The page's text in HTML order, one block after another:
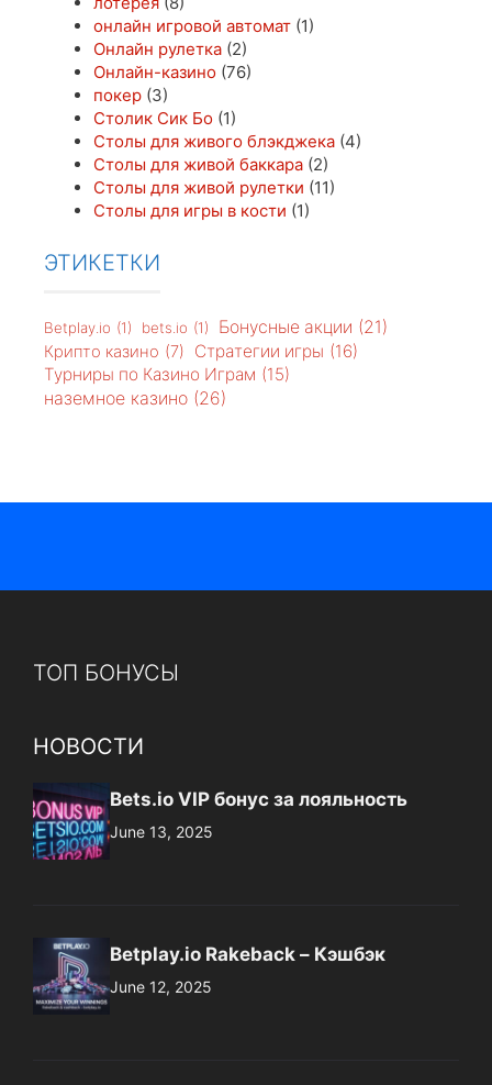
онлайн игровой автомат (1)
Онлайн рулетка (2)
Онлайн-казино (76)
покер (3)
Столик Сик Бо (1)
Столы для живого блэкджека (4)
Столы для живой баккара (2)
Столы для живой рулетки (11)
Столы для игры в кости (1)
ЭТИКЕТКИ
Betplay.io (1) bets.io (1) Бонусные акции (21)
Крипто казино (7) Стратегии игры (16)
Турниры по Казино Играм (15)
наземное казино (26)
ТОП БОНУСЫ
НОВОСТИ
Bets.io VIP бонус за лояльность
June 13, 2025
Betplay.io Rakeback – Кэшбэк
June 12, 2025